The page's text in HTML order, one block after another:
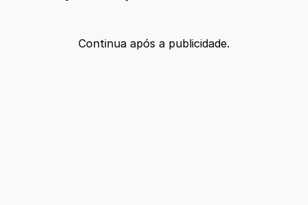
Continua após a publicidade.